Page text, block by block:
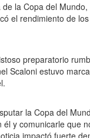
la Copa del Mundo,
el rendimiento de los
preparatorio
Scaloni estuvo
la Copa del
él y comunicarle que
impactó fuerte